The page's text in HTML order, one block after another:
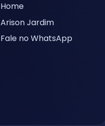
Home
Arison Jardim
Fale no WhatsApp